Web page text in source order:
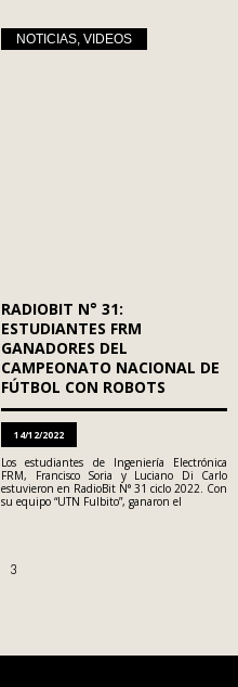
NOTICIAS, VIDEOS
RADIOBIT N° 31:
ESTUDIANTES FRM
GANADORES DEL
CAMPEONATO NACIONAL DE
FÚTBOL CON ROBOTS
14/12/2022
Los estudiantes de Ingeniería Electrónica
FRM, Francisco Soria y Luciano Di Carlo
estuvieron en RadioBit N° 31 ciclo 2022. Con
su equipo “UTN Fulbito”, ganaron el
3